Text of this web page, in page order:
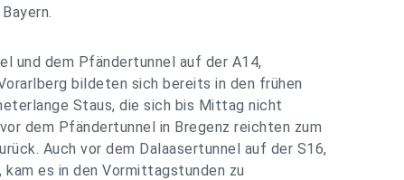
und dem Pfändertunnel auf der A14,
bildeten sich bereits in den frühen
Staus, die sich bis Mittag nicht
dem Pfändertunnel in Bregenz reichten zum
Auch vor dem Dalaasertunnel auf der S16,
es in den Vormittagstunden zu